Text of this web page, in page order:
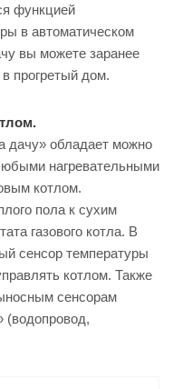
функцией
в автоматическом
вы можете заранее
прогретый дом.
дачу» обладает можно
нагревательными
котлом.
пола к сухим
газового котла. В
сенсор температуры
котлом. Также
сенсорам
(водопровод,